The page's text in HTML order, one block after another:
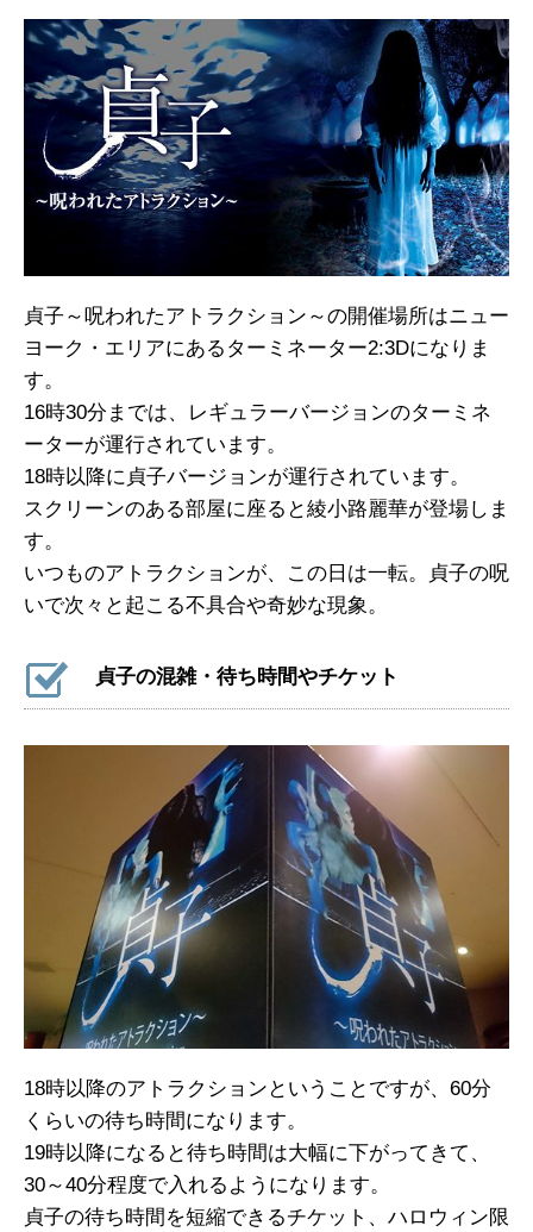
貞子～呪われたアトラクション～の開催場所はニュー
ヨーク・エリアにあるターミネーター2:3Dになりま
す。
16時30分までは、レギュラーバージョンのターミネ
ーターが運行されています。
18時以降に貞子バージョンが運行されています。
スクリーンのある部屋に座ると綾小路麗華が登場しま
す。
いつものアトラクションが、この日は一転。貞子の呪
いで次々と起こる不具合や奇妙な現象。
貞子の混雑・待ち時間やチケット
18時以降のアトラクションということですが、60分
くらいの待ち時間になります。
19時以降になると待ち時間は大幅に下がってきて、
30～40分程度で入れるようになります。
貞子の待ち時間を短縮できるチケット、ハロウィン限